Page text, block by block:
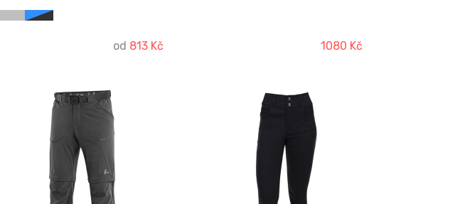
kapsy z materiálu CORDURA, boční
od 813 Kč 1080 Kč